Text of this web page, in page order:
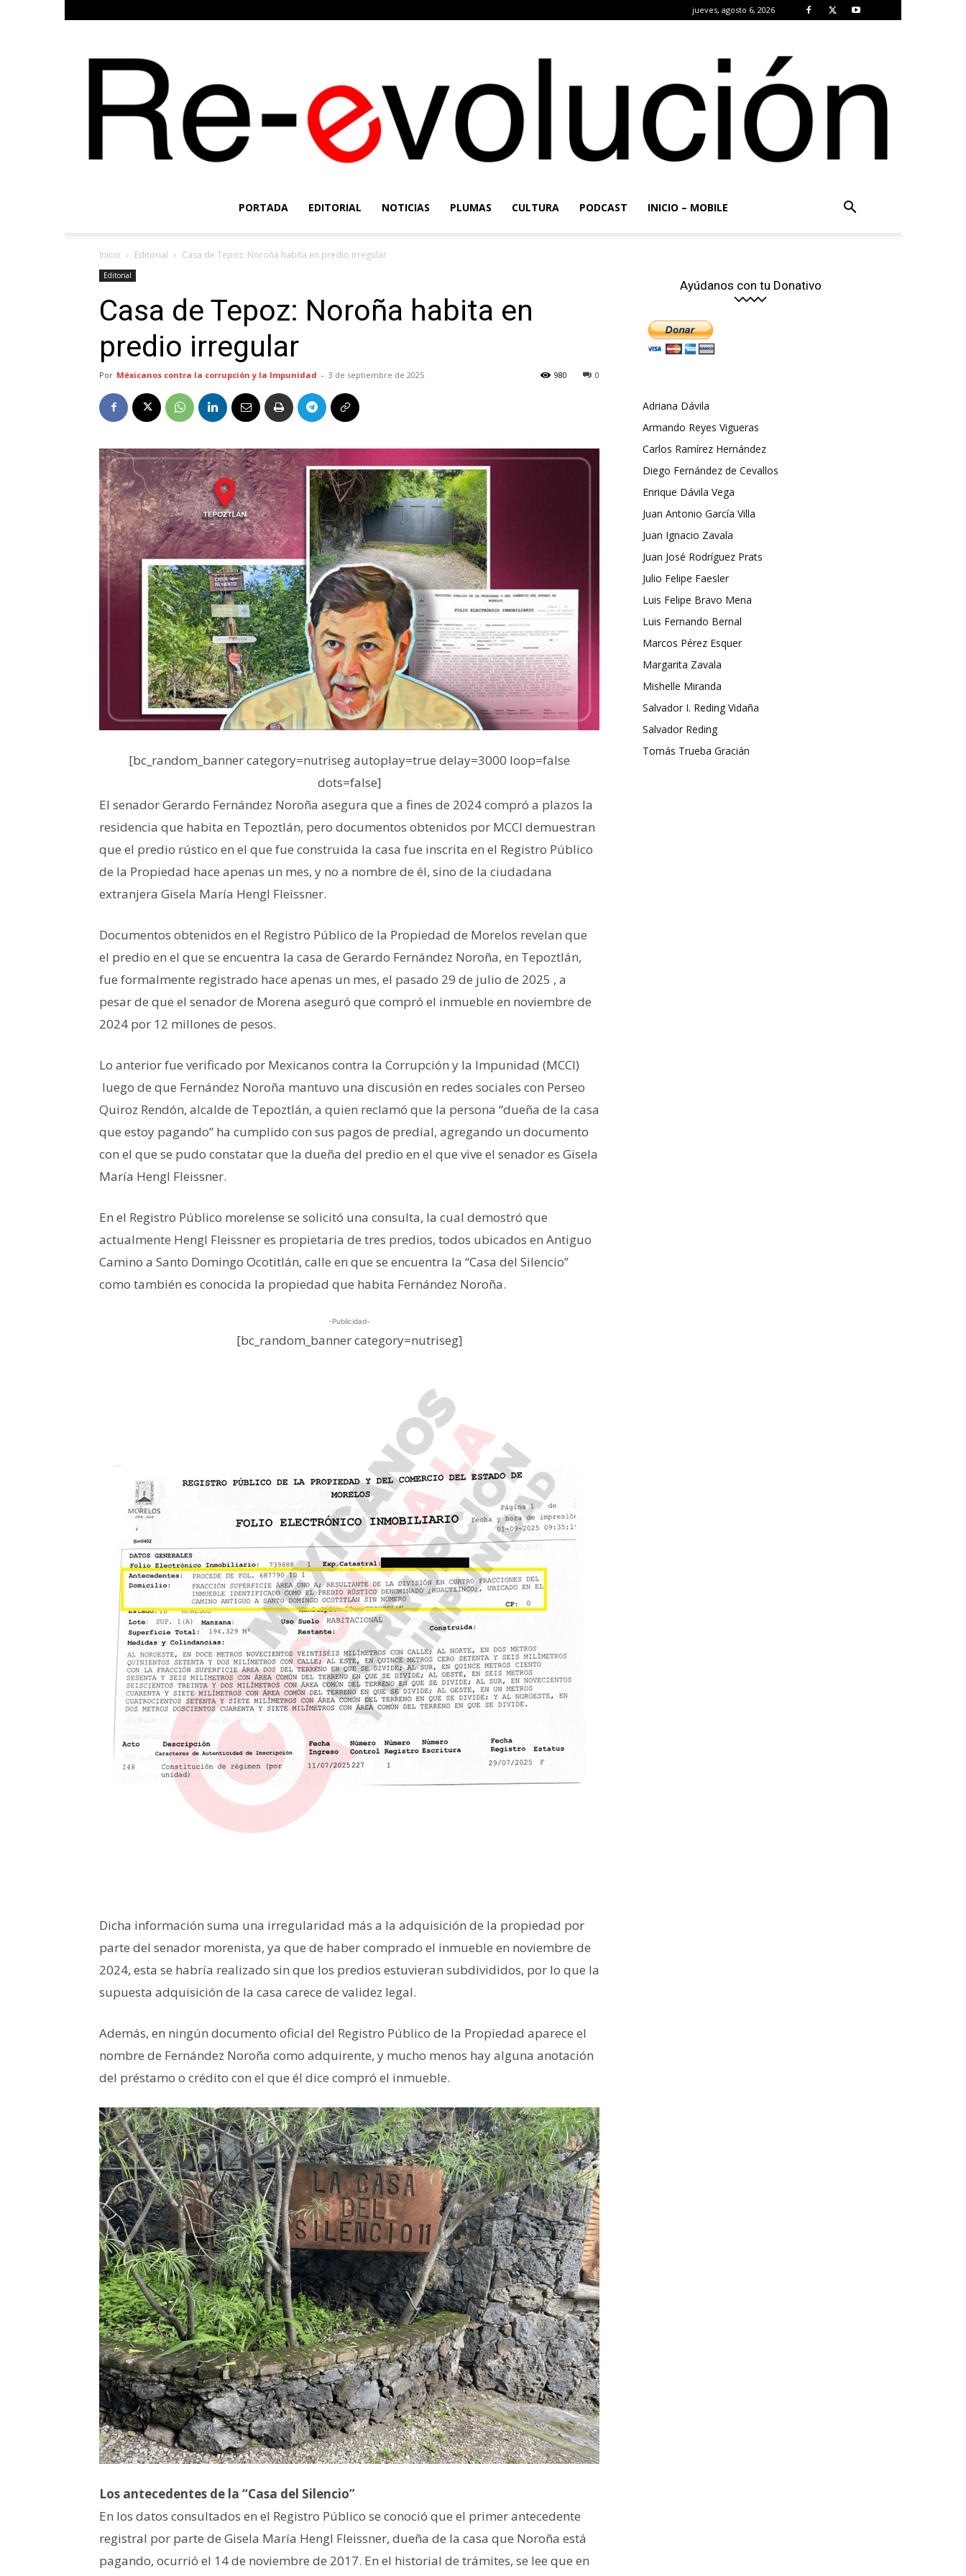
jueves, agosto 6, 2026
Evolución
PORTADA EDITORIAL NOTICIAS PLUMAS CULTURA PODCAST INICIO – MOBILE
Inicio Editorial Casa de Tepoz: Noroña habita en predio irregular
Editorial
Casa de Tepoz: Noroña habita en
predio irregular
Por Méxicanos contra la corrupción y la Impunidad - 3 de septiembre de 2025 0
980
[bc_random_banner category=nutriseg autoplay=true delay=3000 loop=false
dots=false]
El senador Gerardo Fernández Noroña asegura que a fines de 2024 compró a plazos la
residencia que habita en Tepoztlán, pero documentos obtenidos por MCCI demuestran
que el predio rústico en el que fue construida la casa fue inscrita en el Registro Público
de la Propiedad hace apenas un mes, y no a nombre de él, sino de la ciudadana
extranjera Gisela María Hengl Fleissner.
Documentos obtenidos en el Registro Público de la Propiedad de Morelos revelan que
el predio en el que se encuentra la casa de Gerardo Fernández Noroña, en Tepoztlán,
fue formalmente registrado hace apenas un mes, el pasado 29 de julio de 2025 , a
pesar de que el senador de Morena aseguró que compró el inmueble en noviembre de
2024 por 12 millones de pesos.
Lo anterior fue verificado por Mexicanos contra la Corrupción y la Impunidad (MCCI)
luego de que Fernández Noroña mantuvo una discusión en redes sociales con Perseo
Quiroz Rendón, alcalde de Tepoztlán, a quien reclamó que la persona “dueña de la casa
que estoy pagando” ha cumplido con sus pagos de predial, agregando un documento
con el que se pudo constatar que la dueña del predio en el que vive el senador es Gisela
María Hengl Fleissner.
En el Registro Público morelense se solicitó una consulta, la cual demostró que
actualmente Hengl Fleissner es propietaria de tres predios, todos ubicados en Antiguo
Camino a Santo Domingo Ocotitlán, calle en que se encuentra la “Casa del Silencio”
como también es conocida la propiedad que habita Fernández Noroña.
-Publicidad-
[bc_random_banner category=nutriseg]
Dicha información suma una irregularidad más a la adquisición de la propiedad por
parte del senador morenista, ya que de haber comprado el inmueble en noviembre de
2024, esta se habría realizado sin que los predios estuvieran subdivididos, por lo que la
supuesta adquisición de la casa carece de validez legal.
Además, en ningún documento oficial del Registro Público de la Propiedad aparece el
nombre de Fernández Noroña como adquirente, y mucho menos hay alguna anotación
del préstamo o crédito con el que él dice compró el inmueble.
Los antecedentes de la “Casa del Silencio”
En los datos consultados en el Registro Público se conoció que el primer antecedente
registral por parte de Gisela María Hengl Fleissner, dueña de la casa que Noroña está
pagando, ocurrió el 14 de noviembre de 2017. En el historial de trámites, se lee que en
Ayúdanos con tu Donativo
Adriana Dávila
Armando Reyes Vigueras
Carlos Ramírez Hernández
Diego Fernández de Cevallos
Enrique Dávila Vega
Juan Antonio García Villa
Juan Ignacio Zavala
Juan José Rodríguez Prats
Julio Felipe Faesler
Luis Felipe Bravo Mena
Luis Fernando Bernal
Marcos Pérez Esquer
Margarita Zavala
Mishelle Miranda
Salvador I. Reding Vidaña
Salvador Reding
Tomás Trueba Gracián